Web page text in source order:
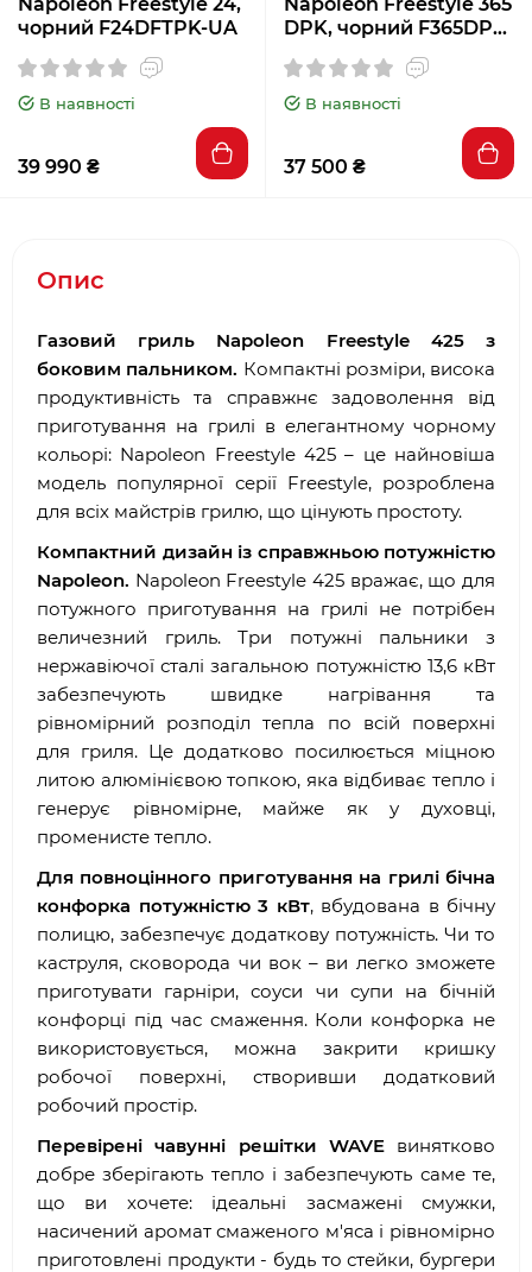
чорний F24DFTPK-UA
В наявності
39 990 ₴
DPK, чорний F365DPK-
В наявності
37 500 ₴
Опис
Газовий гриль Napoleon Freestyle 425 з
боковим пальником. Компактні розміри, висока
продуктивність та справжнє задоволення від
приготування на грилі в елегантному чорному
кольорі: Napoleon Freestyle 425 – це найновіша
модель популярної серії Freestyle, розроблена
для всіх майстрів грилю, що цінують простоту.
Компактний дизайн із справжньою потужністю
Napoleon. Napoleon Freestyle 425 вражає, що для
потужного приготування на грилі не потрібен
величезний гриль. Три потужні пальники з
нержавіючої сталі загальною потужністю 13,6 кВт
забезпечують швидке нагрівання та
рівномірний розподіл тепла по всій поверхні
для гриля. Це додатково посилюється міцною
литою алюмінієвою топкою, яка відбиває тепло і
генерує рівномірне, майже як у духовці,
променисте тепло.
Для повноцінного приготування на грилі бічна
конфорка потужністю 3 кВт, вбудована в бічну
полицю, забезпечує додаткову потужність. Чи то
каструля, сковорода чи вок – ви легко зможете
приготувати гарніри, соуси чи супи на бічній
конфорці під час смаження. Коли конфорка не
використовується, можна закрити кришку
робочої поверхні, створивши додатковий
робочий простір.
Перевірені чавунні решітки WAVEвинятково
добре зберігають тепло і забезпечують саме те,
що ви хочете: ідеальні засмажені смужки,
насичений аромат смаженого м'яса і рівномірно
приготовлені продукти - будь то стейки, бургери